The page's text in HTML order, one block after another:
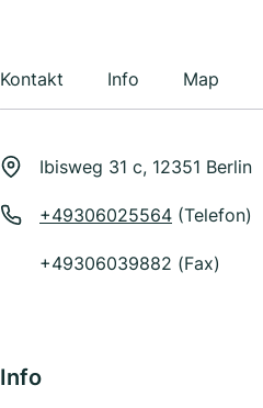
Kontakt Info Map
Ibisweg 31 c, 12351 Berlin
+49306025564 (Telefon)
+49306039882 (Fax)
Info